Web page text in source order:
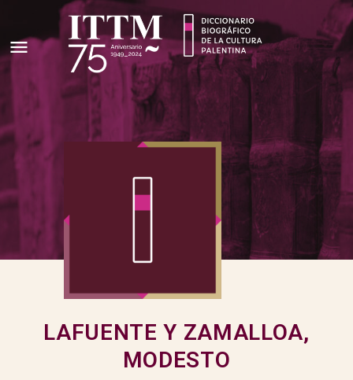
LAFUENTE Y ZAMALLOA,
MODESTO